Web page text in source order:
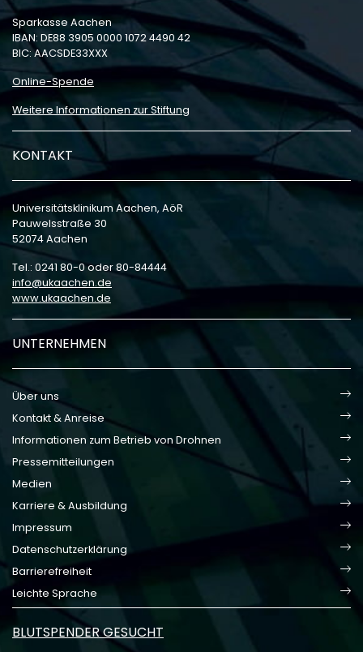
Sparkasse Aachen
IBAN: DE88 3905 0000 1072 4490 42
BIC: AACSDE33XXX
Online-Spende
Weitere Informationen zur Stiftung
KONTAKT
Universitätsklinikum Aachen, AöR
Pauwelsstraße 30
52074 Aachen
Tel.: 0241 80-0 oder 80-84444
info
ukaachen de
www.ukaachen.de
UNTERNEHMEN
Über uns
Kontakt & Anreise
Informationen zum Betrieb von Drohnen
Pressemitteilungen
Medien
Karriere & Ausbildung
Impressum
Datenschutzerklärung
Barrierefreiheit
Leichte Sprache
BLUTSPENDER GESUCHT